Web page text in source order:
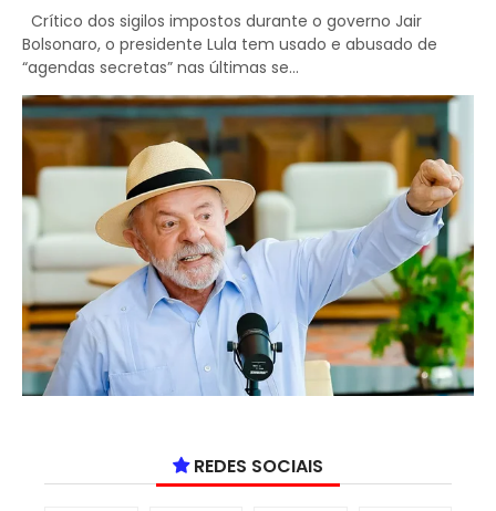
Crítico dos sigilos impostos durante o governo Jair
Bolsonaro, o presidente Lula tem usado e abusado de
“agendas secretas” nas últimas se...
REDES SOCIAIS